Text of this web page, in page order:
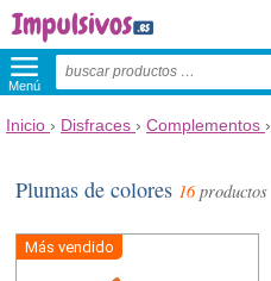
Menú
Inicio › Disfraces › Complementos ›
Plumas de colores 16productos
Más vendido